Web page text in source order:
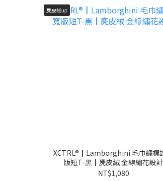
麂皮絨up
XCTRL®┃Lamborghini 毛巾繡標
版短T-黑┃麂皮絨 金線繡花設計
NT$1,080